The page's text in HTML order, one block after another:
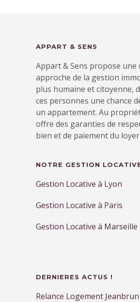
APPART & SENS
Appart & Sens propose une
approche de la gestion
plus humaine et citoyenne,
ces personnes une chance
un appartement. Au
offre des garanties de
bien et de paiement du loyer.
NOTRE GESTION
Gestion Locative à Lyon
Gestion Locative à Paris
Gestion Locative à Marseille
DERNIERES ACTUS !
Relance Logement Jeanbrun